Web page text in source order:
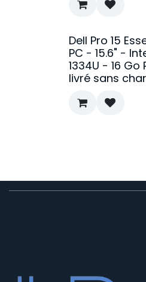
Dell Pro 15
PC - 15.6" -
1334U - 16 Go
livré sans